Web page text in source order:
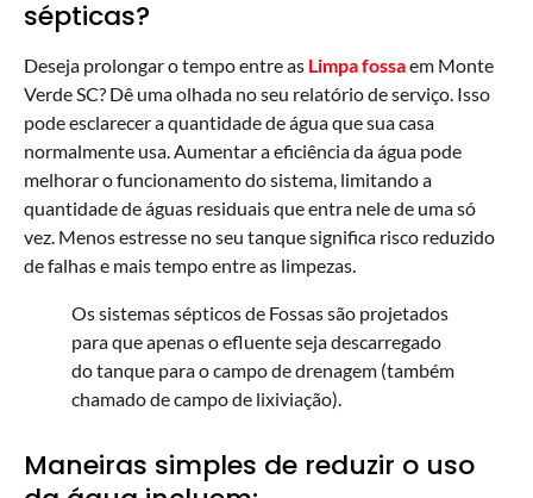
sépticas?
Deseja prolongar o tempo entre as Limpa fossaem Monte
Verde SC? Dê uma olhada no seu relatório de serviço. Isso
pode esclarecer a quantidade de água que sua casa
normalmente usa. Aumentar a eficiência da água pode
melhorar o funcionamento do sistema, limitando a
quantidade de águas residuais que entra nele de uma só
vez. Menos estresse no seu tanque significa risco reduzido
de falhas e mais tempo entre as limpezas.
Os sistemas sépticos de Fossas são projetados
para que apenas o efluente seja descarregado
do tanque para o campo de drenagem (também
chamado de campo de lixiviação).
Maneiras simples de reduzir o uso